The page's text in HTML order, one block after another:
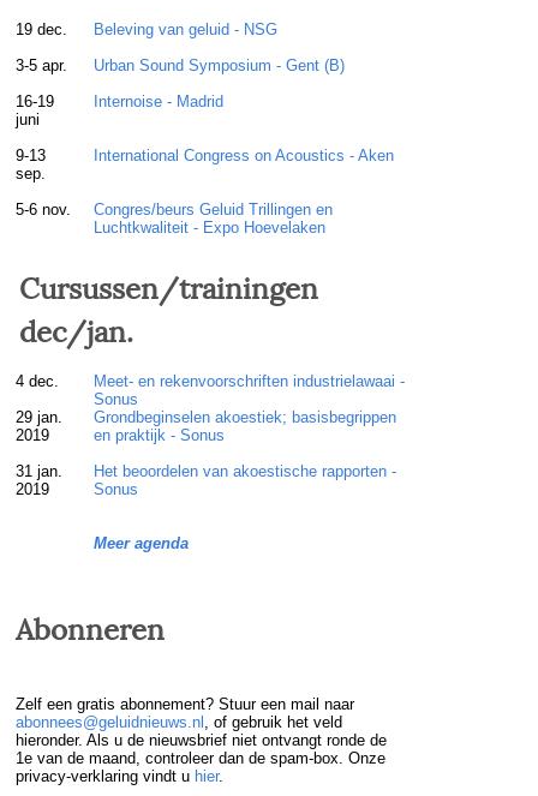
19 dec.
Beleving van geluid - NSG
3-5 apr.
Urban Sound Symposium - Gent (B)
16-19
juni
Internoise - Madrid
9-13
sep.
International Congress on Acoustics - Aken
5-6 nov.
Congres/beurs Geluid Trillingen en
Luchtkwaliteit - Expo Hoevelaken
Cursussen/trainingen
dec/jan.
4 dec.
Meet- en rekenvoorschriften industrielawaai -
Sonus
29 jan.
2019
Grondbeginselen akoestiek; basisbegrippen
en praktijk - Sonus
31 jan.
2019
Het beoordelen van akoestische rapporten -
Sonus
Meer agenda
Abonneren
Zelf een gratis abonnement? Stuur een mail naar
abonnees@geluidnieuws.nl
, of gebruik het veld
hieronder. Als u de nieuwsbrief niet ontvangt ronde de
1e van de maand, controleer dan de spam-box. Onze
privacy-verklaring vindt u hier.